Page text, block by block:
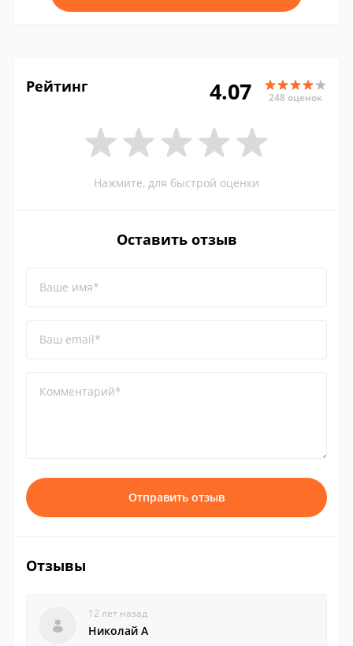
Рейтинг 4.07 248 оценок
Нажмите, для быстрой оценки
Оставить отзыв
Ваше имя*
Ваш email*
Комментарий*
Отправить отзыв
Отзывы
12 лет назад
Николай А